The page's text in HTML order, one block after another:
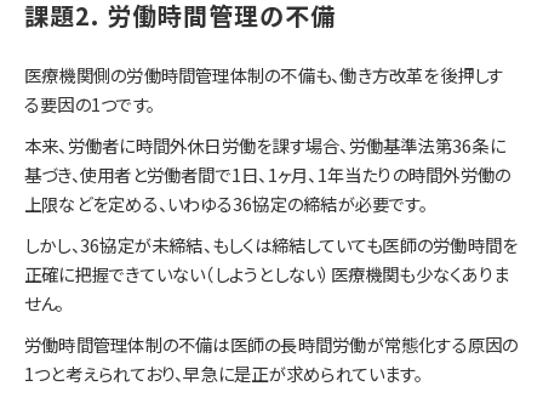
課題2. 労働時間管理の不備
医療機関側の労働時間管理体制の不備も、働き方改革を後押しす
る要因の1つです。
本来、労働者に時間外休日労働を課す場合、労働基準法第36条に
基づき、使用者と労働者間で1日、1ヶ月、1年当たりの時間外労働の
上限などを定める、いわゆる36協定の締結が必要です。
しかし、36協定が未締結、もしくは締結していても医師の労働時間を
正確に把握できていない（しようとしない）医療機関も少なくありま
せん。
労働時間管理体制の不備は医師の長時間労働が常態化する原因の
1つと考えられており、早急に是正が求められています。